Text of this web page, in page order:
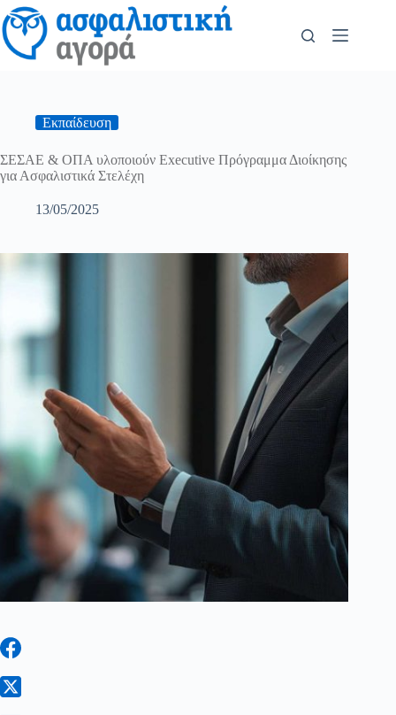
Εκπαίδευση
ΣΕΣΑΕ & ΟΠΑ υλοποιούν Executive Πρόγραμμα Διοίκησης
για Ασφαλιστικά Στελέχη
13/05/2025